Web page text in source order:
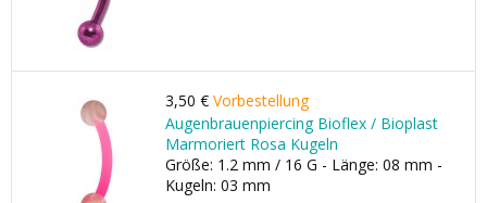
3,50 € Vorbestellung
Augenbrauenpiercing Bioflex / Bioplast
Marmoriert Rosa Kugeln
Größe: 1.2 mm / 16 G - Länge: 08 mm -
Kugeln: 03 mm